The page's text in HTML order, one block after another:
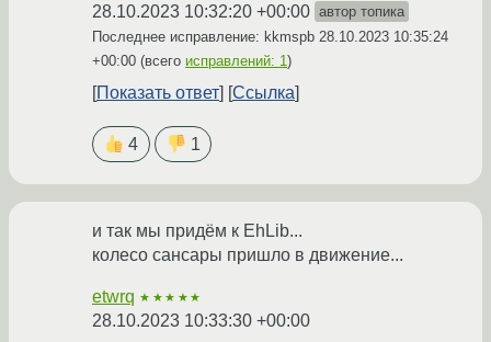
28.10.2023 10:32:20 +00:00 автор топика
Последнее исправление: kkmspb 28.10.2023 10:35:24
+00:00 (всего исправлений: 1 )
Показать ответ Ссылка
4 1
и так мы придём к EhLib...
колесо сансары пришло в движение...
etwrq ★★★★★
28.10.2023 10:33:30 +00:00